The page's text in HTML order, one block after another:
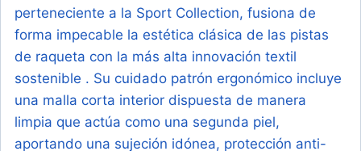
perteneciente a la Sport Collection, fusiona de
forma impecable la estética clásica de las pistas
de raqueta con la más alta innovación textil
sostenible . Su cuidado patrón ergonómico incluye
una malla corta interior dispuesta de manera
limpia que actúa como una segunda piel,
aportando una sujeción idónea, protección anti-